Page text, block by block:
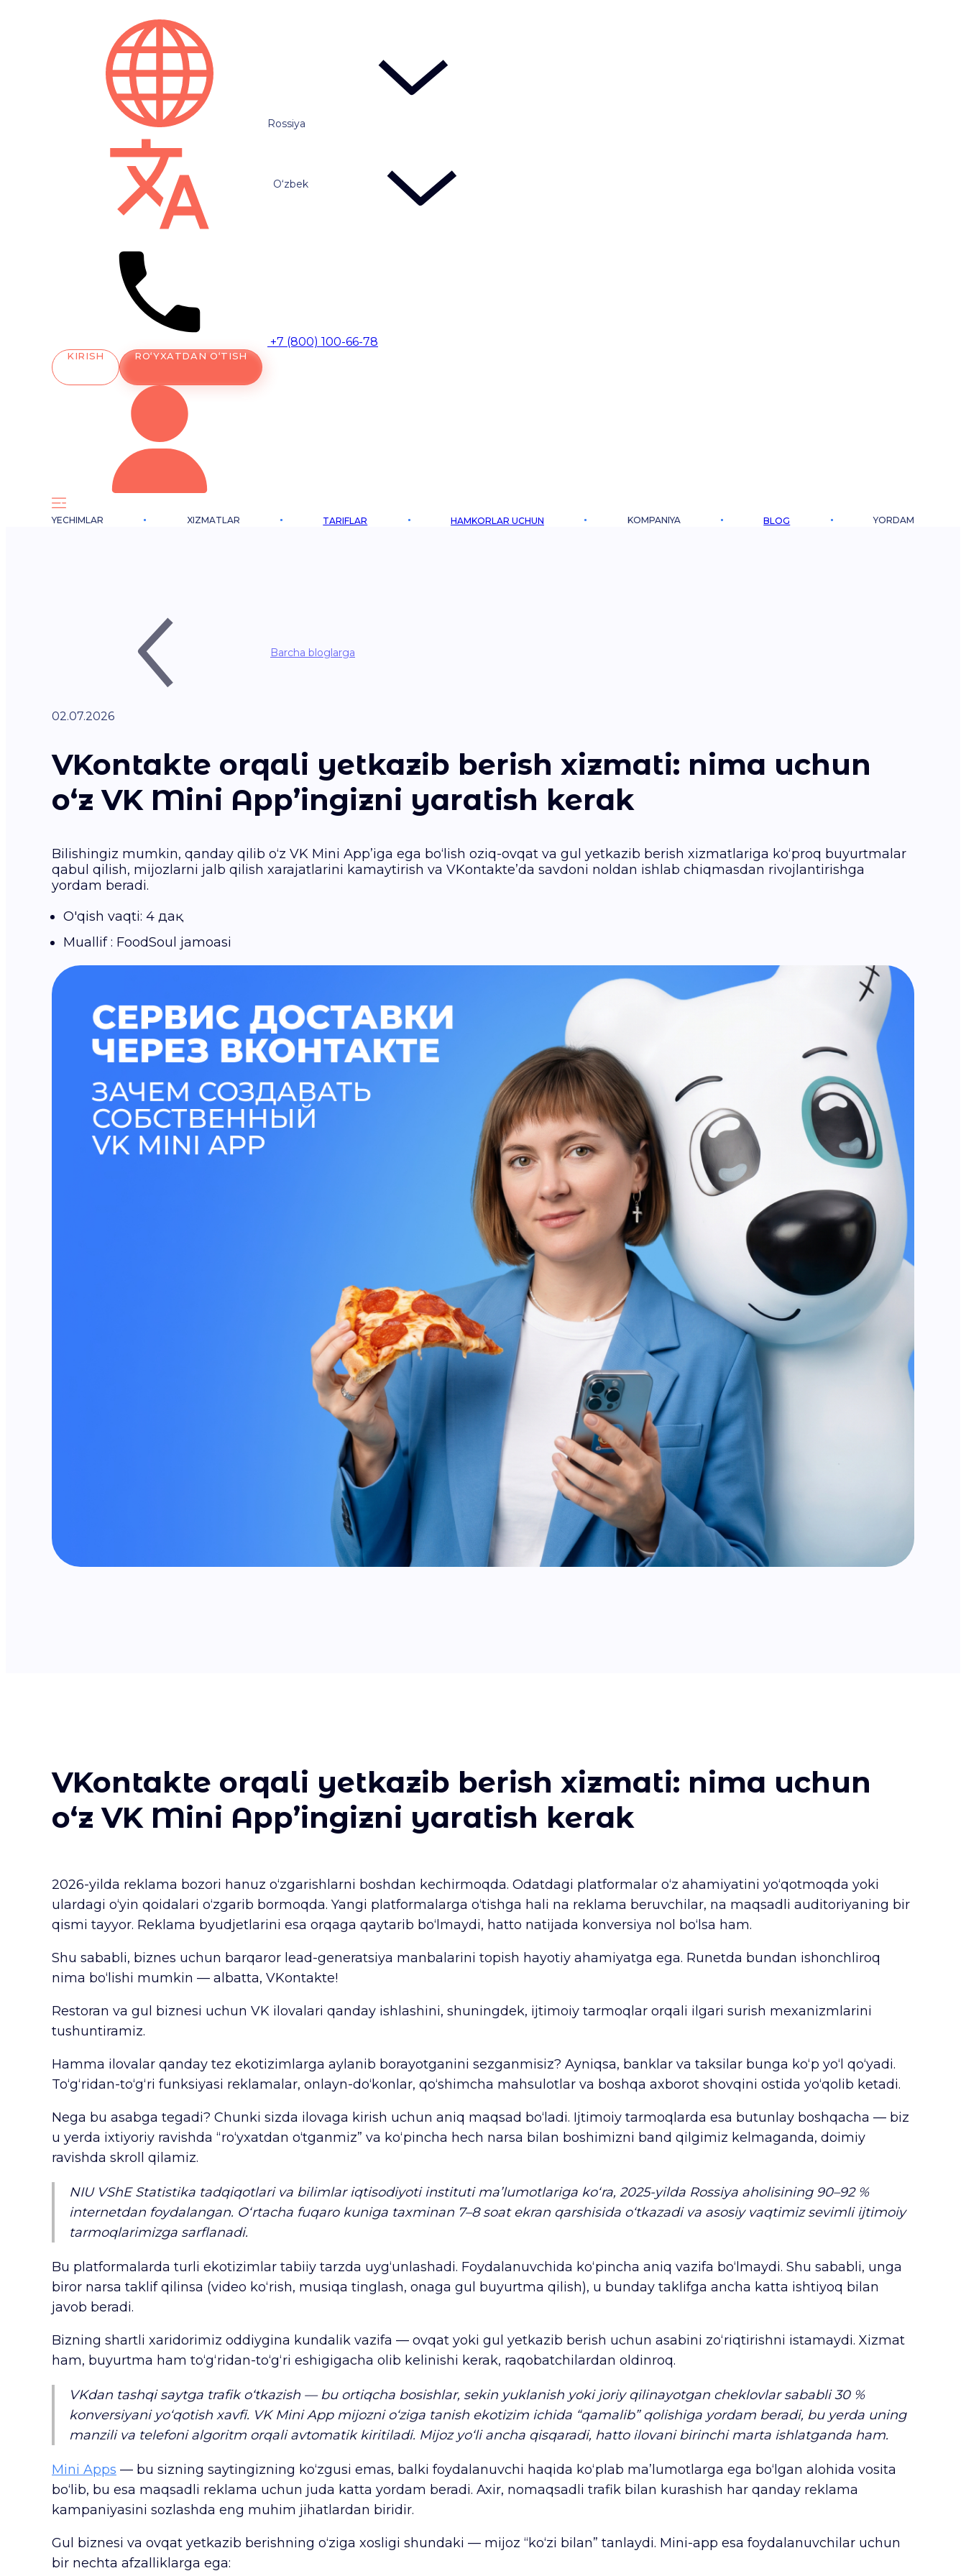
Rossiya
O‘zbek
+7 (800) 100-66-78
KIRISH RO‘YXATDAN O‘TISH
YECHIMLAR XIZMATLAR TARIFLAR HAMKORLAR UCHUN KOMPANIYA BLOG YORDAM
Barcha bloglarga
02.07.2026
VKontakte orqali yetkazib berish xizmati: nima uchun
o‘z VK Mini App’ingizni yaratish kerak
Bilishingiz mumkin, qanday qilib o‘z VK Mini App’iga ega bo‘lish oziq-ovqat va gul yetkazib berish xizmatlariga ko‘proq buyurtmalar
qabul qilish, mijozlarni jalb qilish xarajatlarini kamaytirish va VKontakte’da savdoni noldan ishlab chiqmasdan rivojlantirishga
yordam beradi.
O'qish vaqti: 4 дақ
Muallif : FoodSoul jamoasi
VKontakte orqali yetkazib berish xizmati: nima uchun
o‘z VK Mini App’ingizni yaratish kerak
2026-yilda reklama bozori hanuz o‘zgarishlarni boshdan kechirmoqda. Odatdagi platformalar o‘z ahamiyatini yo‘qotmoqda yoki
ulardagi o‘yin qoidalari o‘zgarib bormoqda. Yangi platformalarga o‘tishga hali na reklama beruvchilar, na maqsadli auditoriyaning bir
qismi tayyor. Reklama byudjetlarini esa orqaga qaytarib bo‘lmaydi, hatto natijada konversiya nol bo‘lsa ham.
Shu sababli, biznes uchun barqaror lead-generatsiya manbalarini topish hayotiy ahamiyatga ega. Runetda bundan ishonchliroq
nima bo‘lishi mumkin — albatta, VKontakte!
Restoran va gul biznesi uchun VK ilovalari qanday ishlashini, shuningdek, ijtimoiy tarmoqlar orqali ilgari surish mexanizmlarini
tushuntiramiz.
Hamma ilovalar qanday tez ekotizimlarga aylanib borayotganini sezganmisiz? Ayniqsa, banklar va taksilar bunga ko‘p yo‘l qo‘yadi.
To‘g‘ridan-to‘g‘ri funksiyasi reklamalar, onlayn-do‘konlar, qo‘shimcha mahsulotlar va boshqa axborot shovqini ostida yo‘qolib ketadi.
Nega bu asabga tegadi? Chunki sizda ilovaga kirish uchun aniq maqsad bo‘ladi. Ijtimoiy tarmoqlarda esa butunlay boshqacha — biz
u yerda ixtiyoriy ravishda “ro‘yxatdan o‘tganmiz” va ko‘pincha hech narsa bilan boshimizni band qilgimiz kelmaganda, doimiy
ravishda skroll qilamiz.
NIU VShE Statistika tadqiqotlari va bilimlar iqtisodiyoti instituti ma’lumotlariga ko‘ra, 2025-yilda Rossiya aholisining 90–92 %
internetdan foydalangan. O‘rtacha fuqaro kuniga taxminan 7–8 soat ekran qarshisida o‘tkazadi va asosiy vaqtimiz sevimli ijtimoiy
tarmoqlarimizga sarflanadi.
Bu platformalarda turli ekotizimlar tabiiy tarzda uyg‘unlashadi. Foydalanuvchida ko‘pincha aniq vazifa bo‘lmaydi. Shu sababli, unga
biror narsa taklif qilinsa (video ko‘rish, musiqa tinglash, onaga gul buyurtma qilish), u bunday taklifga ancha katta ishtiyoq bilan
javob beradi.
Bizning shartli xaridorimiz oddiygina kundalik vazifa — ovqat yoki gul yetkazib berish uchun asabini zo‘riqtirishni istamaydi. Xizmat
ham, buyurtma ham to‘g‘ridan-to‘g‘ri eshigigacha olib kelinishi kerak, raqobatchilardan oldinroq.
VKdan tashqi saytga trafik o‘tkazish — bu ortiqcha bosishlar, sekin yuklanish yoki joriy qilinayotgan cheklovlar sababli 30 %
konversiyani yo‘qotish xavfi. VK Mini App mijozni o‘ziga tanish ekotizim ichida “qamalib” qolishiga yordam beradi, bu yerda uning
manzili va telefoni algoritm orqali avtomatik kiritiladi. Mijoz yo‘li ancha qisqaradi, hatto ilovani birinchi marta ishlatganda ham.
Mini Apps — bu sizning saytingizning ko‘zgusi emas, balki foydalanuvchi haqida ko‘plab ma’lumotlarga ega bo‘lgan alohida vosita
bo‘lib, bu esa maqsadli reklama uchun juda katta yordam beradi. Axir, nomaqsadli trafik bilan kurashish har qanday reklama
kampaniyasini sozlashda eng muhim jihatlardan biridir.
Gul biznesi va ovqat yetkazib berishning o‘ziga xosligi shundaki — mijoz “ko‘zi bilan” tanlaydi. Mini-app esa foydalanuvchilar uchun
bir nechta afzalliklarga ega: